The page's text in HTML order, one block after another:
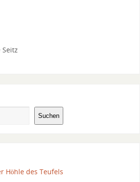
Seitz
Suchen
Höhle des Teufels